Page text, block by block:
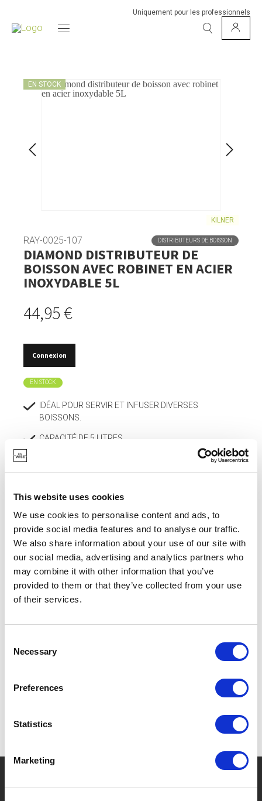
This website uses cookies
We use cookies to personalise content and ads, to
provide social media features and to analyse our traffic.
We also share information about your use of our site with
our social media, advertising and analytics partners who
may combine it with other information that you’ve
provided to them or that they’ve collected from your use
of their services.
Selection
Necessary
Preferences
Statistics
Marketing
Uniquement pour les professionnels
EN STOCK
KILNER
RAY-0025-107 DISTRIBUTEURS DE BOISSON
DIAMOND DISTRIBUTEUR DE
BOISSON AVEC ROBINET EN ACIER
INOXYDABLE 5L
44,95 €
Connexion
EN STOCK
IDÉAL POUR SERVIR ET INFUSER DIVERSES
BOISSONS.
CAPACITÉ DE 5 LITRES.
CONCEPTION INNOVANTE AVEC UN JOINT AMÉLIORÉ,
PERMETTANT AU ROBINET DE FONCTIONNER SANS
POUR UN SERVICE SANS GOUTTES.
ÉCOULEMENT FLUIDE SANS ÉCLABOUSSURES.
ROBINET DANS LE DESIGN ROTATIF KILNER BIEN
CONNU.
SPÉCIFICATIONS